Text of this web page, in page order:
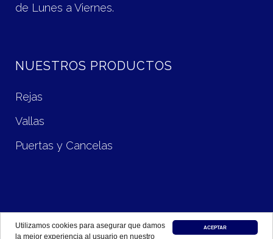
ACEPTAR
Utilizamos cookies para asegurar que damos
la mejor experiencia al usuario en nuestro
de Lunes a Viernes.
NUESTROS PRODUCTOS
Rejas
Vallas
Puertas y Cancelas
Aviso Legal y Política de Privacidad| Política de Cookies